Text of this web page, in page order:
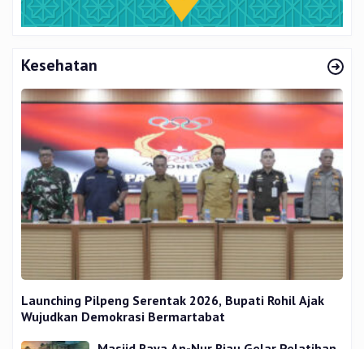
Kesehatan
Launching Pilpeng Serentak 2026, Bupati Rohil Ajak
Wujudkan Demokrasi Bermartabat